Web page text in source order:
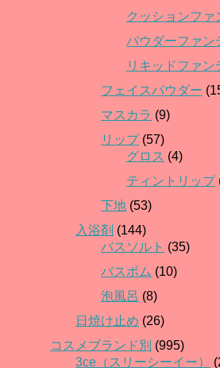
クッションファ
パウダーファン
リキッドファン
フェイスパウダー
マスカラ (9)
リップ(57)
グロス (4)
ティントリップ
下地 (53)
入浴剤 (144)
バスソルト (35)
バスボム (10)
泡風呂 (8)
日焼け止め (26)
コスメブランド別 (995)
3ce（スリーシーイー）